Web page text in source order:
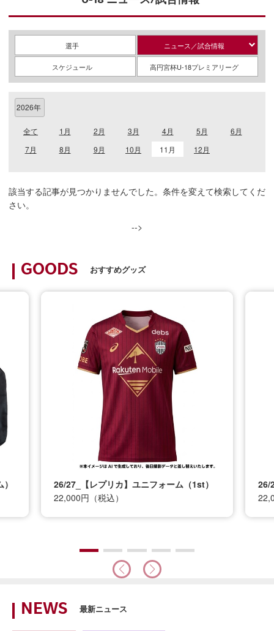
選手 ニュース／試合情報
スケジュール 高円宮杯U-18プレミアリーグ
全て 1月 2月 3月 4月 5月
6月
7月
8月 9月 10月 11月 12月
該当する記事が見つかりませんでした。条件を変えて検索してくだ
さい。
-->
GOODS おすすめグッズ
26/27_【レプリカ】ユニフォーム（1st）
22,000円（税込）
26/
NEWS 最新ニュース